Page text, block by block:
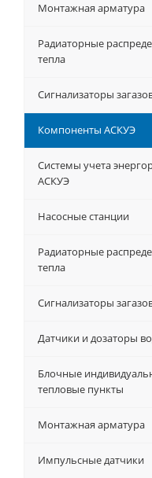
Монтажная арматура
Радиаторные
тепла
Сигнализаторы
Компоненты АСКУЭ
Системы учета
АСКУЭ
Насосные станции
Радиаторные
тепла
Сигнализаторы
Датчики и дозаторы
Блочные
тепловые пункты
Монтажная арматура
Импульсные датчики